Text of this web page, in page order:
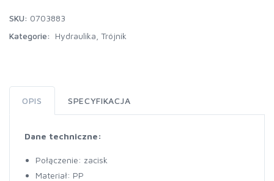
SKU: 0703883
Kategorie:
Hydraulika Trójnik
OPIS SPECYFIKACJA
Dane techniczne:
Połączenie: zacisk
Materiał: PP